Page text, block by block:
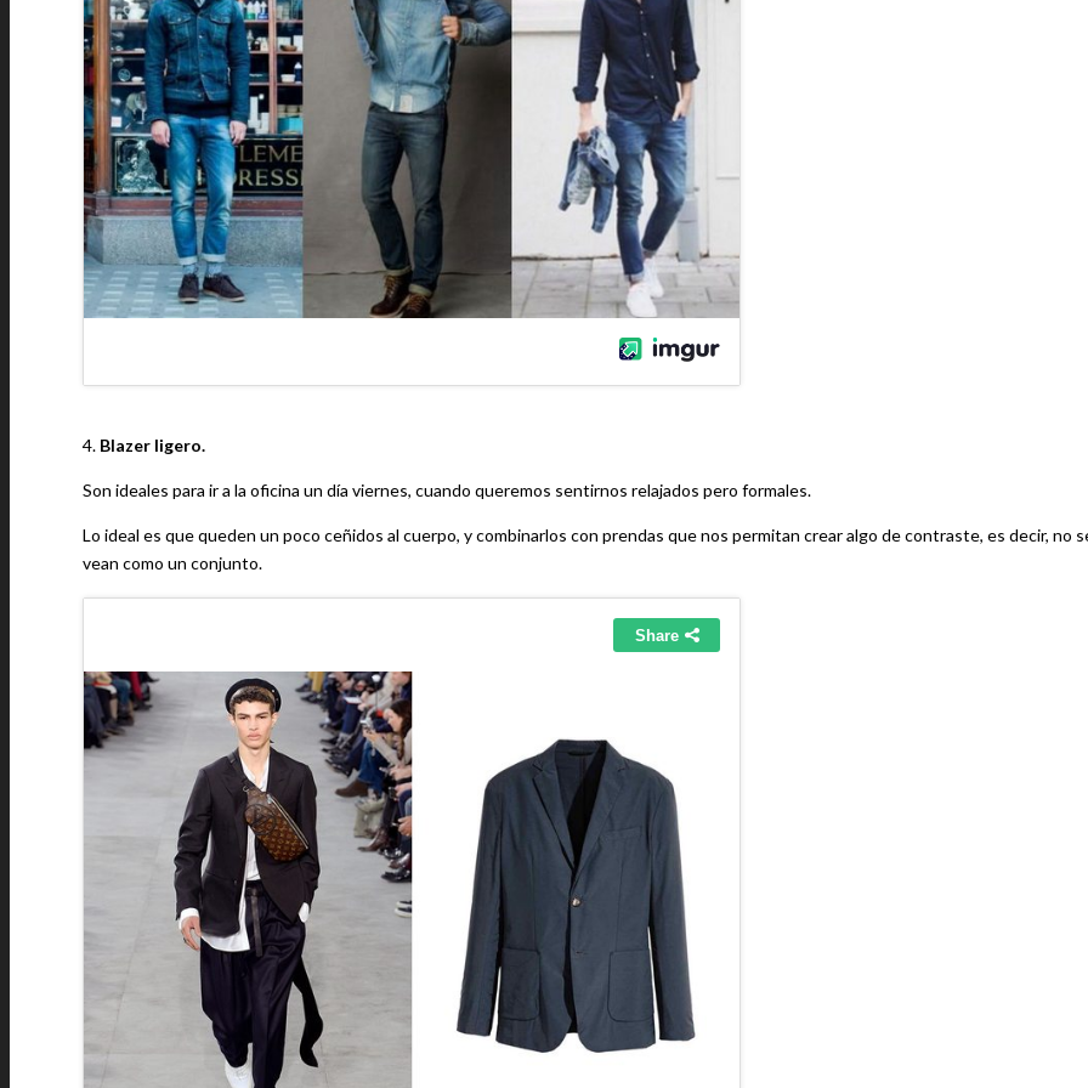
4. Blazer ligero.
Son ideales para ir a la oficina un día viernes, cuando queremos sentirnos relajados pero formales.
Lo ideal es que queden un poco ceñidos al cuerpo, y combinarlos con prendas que nos permitan crear algo de contraste, es decir, no
vean como un conjunto.